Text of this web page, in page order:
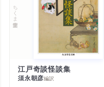
ちくま学芸文庫
江戸奇談怪談集
須永朝彦編訳